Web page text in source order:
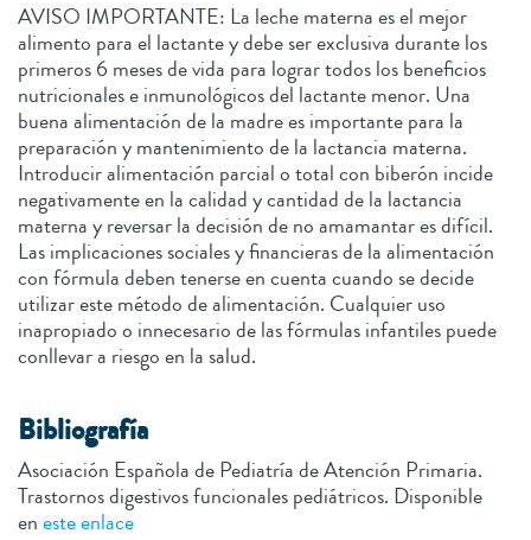
AVISO IMPORTANTE: La leche materna es el mejor
alimento para el lactante y debe ser exclusiva durante los
primeros 6 meses de vida para lograr todos los beneficios
nutricionales e inmunológicos del lactante menor. Una
buena alimentación de la madre es importante para la
preparación y mantenimiento de la lactancia materna.
Introducir alimentación parcial o total con biberón incide
negativamente en la calidad y cantidad de la lactancia
materna y reversar la decisión de no amamantar es difícil.
Las implicaciones sociales y financieras de la alimentación
con fórmula deben tenerse en cuenta cuando se decide
utilizar este método de alimentación. Cualquier uso
inapropiado o innecesario de las fórmulas infantiles puede
conllevar a riesgo en la salud.
Bibliografía
Asociación Española de Pediatría de Atención Primaria.
Trastornos digestivos funcionales pediátricos. Disponible
eneste enlace